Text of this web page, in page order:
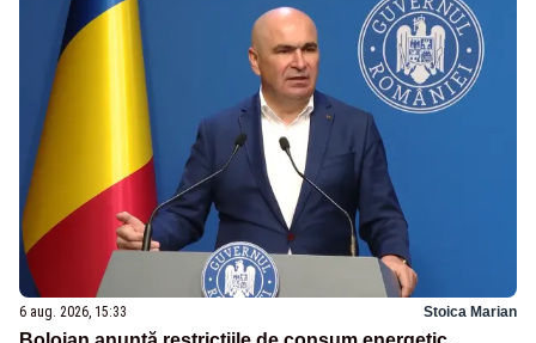
6 aug. 2026, 15:33 Stoica Marian